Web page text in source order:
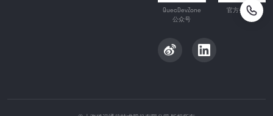
QuecDevZone
公众号
官方公众号